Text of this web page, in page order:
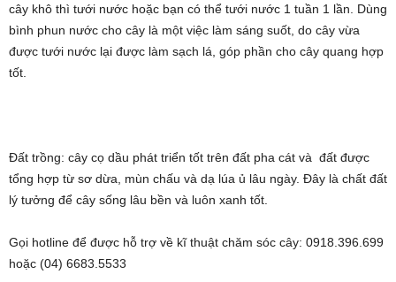
cây khô thì tưới nước hoặc bạn có thể tưới nước 1 tuần 1 lần. Dùng
bình phun nước cho cây là một việc làm sáng suốt, do cây vừa
được tưới nước lại được làm sạch lá, góp phần cho cây quang hợp
tốt.
Đất trồng: cây cọ dầu phát triển tốt trên đất pha cát và đất được
tổng hợp từ sơ dừa, mùn chấu và dạ lúa ủ lâu ngày. Đây là chất đất
lý tưởng để cây sống lâu bền và luôn xanh tốt.
Gọi hotline để được hỗ trợ về kĩ thuật chăm sóc cây: 0918.396.699
hoặc (04) 6683.5533